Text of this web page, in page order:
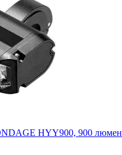
HYY900, 900 люмен